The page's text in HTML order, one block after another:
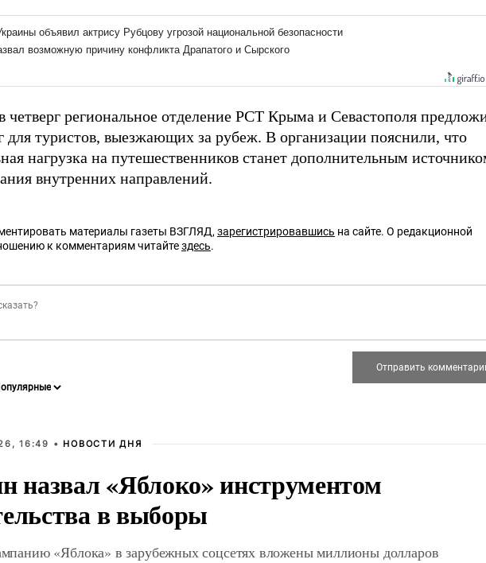
региональное отделение РСТ Крыма и Севастополя
для туристов, выезжающих за рубеж. В организации пояснили, что
нагрузка на путешественников станет дополнительным
внутренних направлений.
материалы газеты ВЗГЛЯД, зарегистрировавшись на сайте. О редакционной
к комментариям читайтездесь.
16:49 • НОВОСТИ ДНЯ
назвал «Яблоко» инструментом
в выборы
«Яблока» в зарубежных соцсетях вложены миллионы долларов